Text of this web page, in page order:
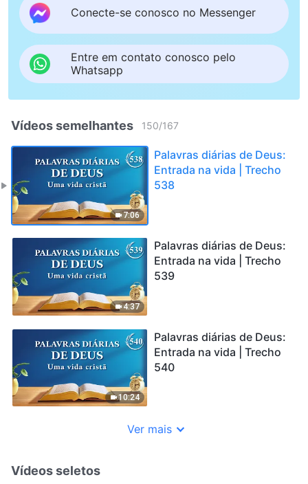
Conecte-se conosco no Messenger
Entre em contato conosco pelo
Whatsapp
Vídeos semelhantes 150/167
7:06
Palavras diárias de Deus:
Entrada na vida | Trecho
538
4:37
Palavras diárias de Deus:
Entrada na vida | Trecho
539
10:24
Palavras diárias de Deus:
Entrada na vida | Trecho
540
Ver mais
Vídeos seletos